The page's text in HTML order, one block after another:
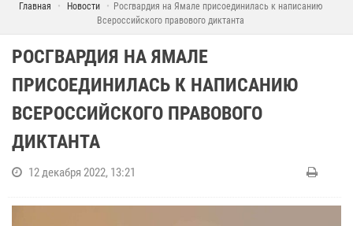
Главная Новости
Росгвардия на Ямале присоединилась к написанию
Всероссийского правового диктанта
РОСГВАРДИЯ НА ЯМАЛЕ
ПРИСОЕДИНИЛАСЬ К НАПИСАНИЮ
ВСЕРОССИЙСКОГО ПРАВОВОГО
ДИКТАНТА
12 декабря 2022, 13:21